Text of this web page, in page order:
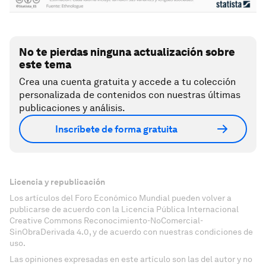
No te pierdas ninguna actualización sobre
este tema
Crea una cuenta gratuita y accede a tu colección
personalizada de contenidos con nuestras últimas
publicaciones y análisis.
Inscríbete de forma gratuita
Licencia y republicación
Los artículos del Foro Económico Mundial pueden volver a
publicarse de acuerdo con la Licencia Pública Internacional
Creative Commons Reconocimiento-NoComercial-
SinObraDerivada 4.0, y de acuerdo con nuestras condiciones de
uso.
Las opiniones expresadas en este artículo son las del autor y no